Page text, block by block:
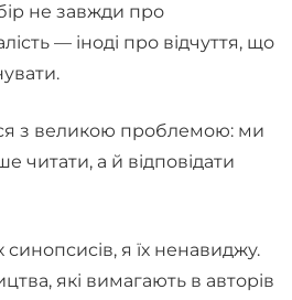
не завжди про
— іноді про відчуття, що
з великою проблемою: ми
читати, а й відповідати
я їх ненавиджу.
які вимагають в авторів